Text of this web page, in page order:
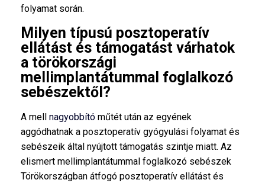
folyamat során.
Milyen típusú posztoperatív
ellátást és támogatást várhatok
a törökországi
mellimplantátummal foglalkozó
sebészektől?
A mell nagyobbítóműtét után az egyének
aggódhatnak a posztoperatív gyógyulási folyamat és
sebészeik által nyújtott támogatás szintje miatt. Az
elismert mellimplantátummal foglalkozó sebészek
Törökországban átfogó posztoperatív ellátást és